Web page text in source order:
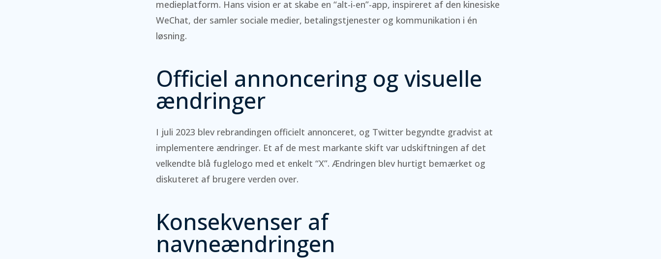
medieplatform. Hans vision er at skabe en “alt-i-en”-app, inspireret af den kinesiske
WeChat, der samler sociale medier, betalingstjenester og kommunikation i én
løsning.
Officiel annoncering og visuelle
ændringer
I juli 2023 blev rebrandingen officielt annonceret, og Twitter begyndte gradvist at
implementere ændringer. Et af de mest markante skift var udskiftningen af det
velkendte blå fuglelogo med et enkelt “X”. Ændringen blev hurtigt bemærket og
diskuteret af brugere verden over.
Konsekvenser af
navneændringen